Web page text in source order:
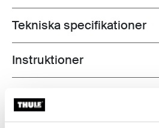
Toggle techspec
Tekniska specifikationer
Toggle guides and instructions
Instruktioner
Toggle overview
Recensioner